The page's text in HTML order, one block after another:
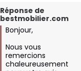
Réponse de
bestmobilier.com
Bonjour,
Nous vous
remercions
chaleureusement